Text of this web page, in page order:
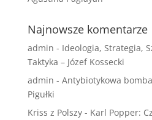
Najnowsze komentarze
admin - Ideologia, Strategia,
Taktyka – Józef Kossecki
admin - Antybiotykowa
Pigułki
Kriss z Polszy- Karl Popper: